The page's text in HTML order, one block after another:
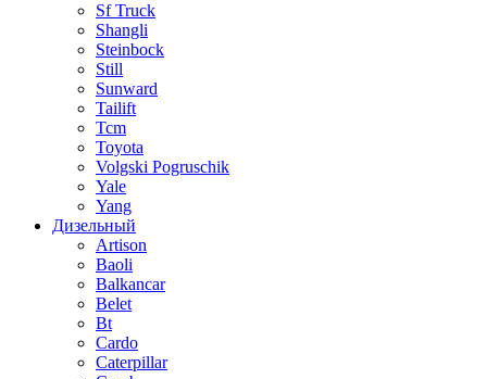
Sf Truck
Shangli
Steinbock
Still
Sunward
Tailift
Tcm
Toyota
Volgski Pogruschik
Yale
Yang
Дизельный
Artison
Baoli
Balkancar
Belet
Bt
Cardo
Caterpillar